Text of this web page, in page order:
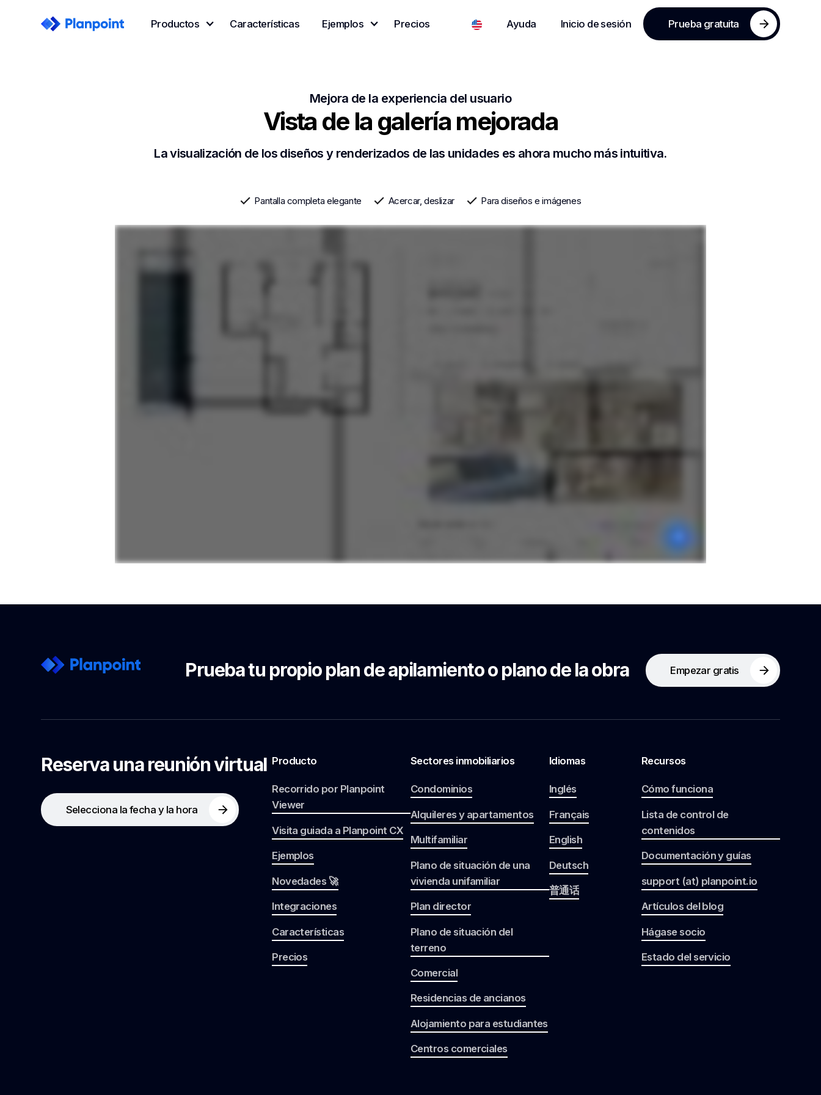
Productos Características Ejemplos Precios Ayuda Inicio de sesión Prueba gratuita
Mejora de la experiencia del usuario
Vista de la galería mejorada
La visualización de los diseños y renderizados de las unidades es ahora mucho más intuitiva.
Pantalla completa elegante Acercar, deslizar Para diseños e imágenes
Prueba tu propio plan de apilamiento o plano de la obra Empezar gratis
Reserva una reunión virtual
Selecciona la fecha y la hora
Producto
Recorrido por Planpoint
Viewer
Visita guiada a Planpoint CX
Ejemplos
Novedades 🚀
Integraciones
Características
Precios
Sectores inmobiliarios
Condominios
Alquileres y apartamentos
Multifamiliar
Plano de situación de una
vivienda unifamiliar
Plan director
Plano de situación del
terreno
Comercial
Residencias de ancianos
Alojamiento para estudiantes
Centros comerciales
Idiomas
Inglés
Français
English
Deutsch
普通话
Recursos
Cómo funciona
Lista de control de
contenidos
Documentación y guías
support (at) planpoint.io
Artículos del blog
Hágase socio
Estado del servicio